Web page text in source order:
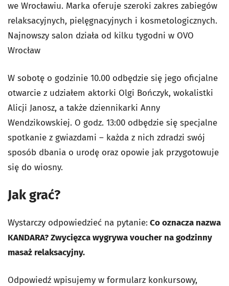
we Wrocławiu. Marka oferuje szeroki zakres zabiegów
relaksacyjnych, pielęgnacyjnych i kosmetologicznych.
Najnowszy salon działa od kilku tygodni w OVO
Wrocław
W sobotę o godzinie 10.00 odbędzie się jego oficjalne
otwarcie z udziałem aktorki Olgi Bończyk, wokalistki
Alicji Janosz, a także dziennikarki Anny
Wendzikowskiej. O godz. 13:00 odbędzie się specjalne
spotkanie z gwiazdami – każda z nich zdradzi swój
sposób dbania o urodę oraz opowie jak przygotowuje
się do wiosny.
Jak grać?
Wystarczy odpowiedzieć na pytanie: Co oznacza nazwa
KANDARA? Zwycięzca wygrywa voucher na godzinny
masaż relaksacyjny.
Odpowiedź wpisujemy w formularz konkursowy,